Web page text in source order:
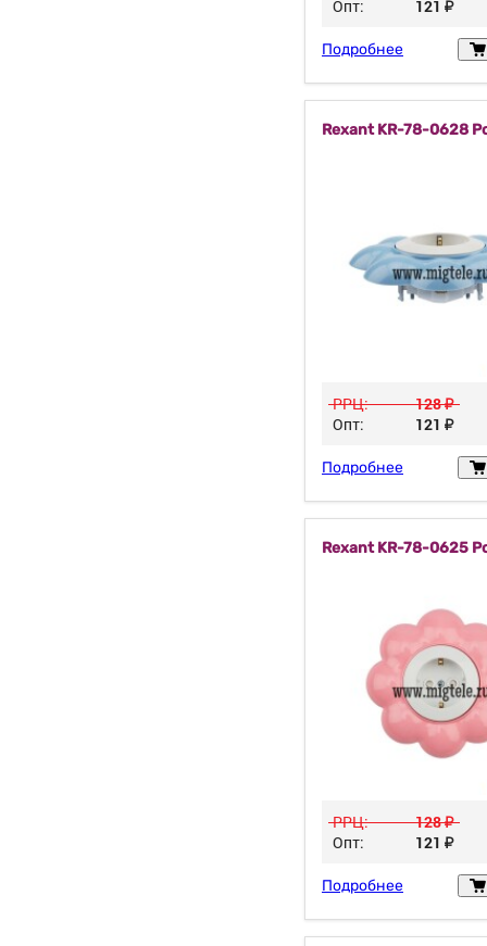
Опт: 121 у
Подробнее
Rexant KR-78-0628
РРЦ: 128у
Опт: 121 у
Подробнее
Rexant KR-78-0625
РРЦ: 128у
Опт: 121 у
Подробнее